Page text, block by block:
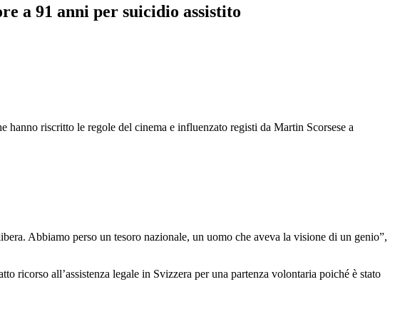
a 91 anni per suicidio assistito
riscritto le regole del cinema e influenzato registi da Martin Scorsese a
Abbiamo perso un tesoro nazionale, un uomo che aveva la visione di un genio”,
ricorso all’assistenza legale in Svizzera per una partenza volontaria poiché è stato